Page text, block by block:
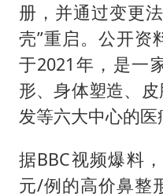
册，并通过变更
壳”重启。公开资
于2021年，是一
形、身体塑造、
发等六大中心的医
据BBC视频爆料
元/例的高价鼻整